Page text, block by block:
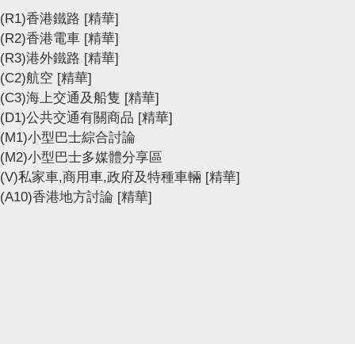
(R1)香港鐵路 [精華]
(R2)香港電車 [精華]
(R3)港外鐵路 [精華]
(C2)航空 [精華]
(C3)海上交通及船隻 [精華]
(D1)公共交通有關商品 [精華]
(M1)小型巴士綜合討論
(M2)小型巴士多媒體分享區
(V)私家車,商用車,政府及特種車輛 [精華]
(A10)香港地方討論 [精華]